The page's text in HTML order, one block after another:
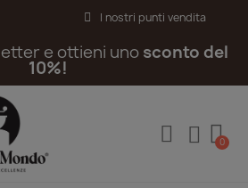
I nostri punti vendita
e ottieni unosconto del
10%!